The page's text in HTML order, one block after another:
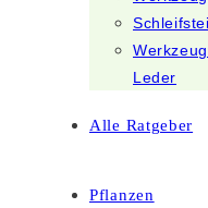
Leder
Alle Ratgeber
Pflanzen